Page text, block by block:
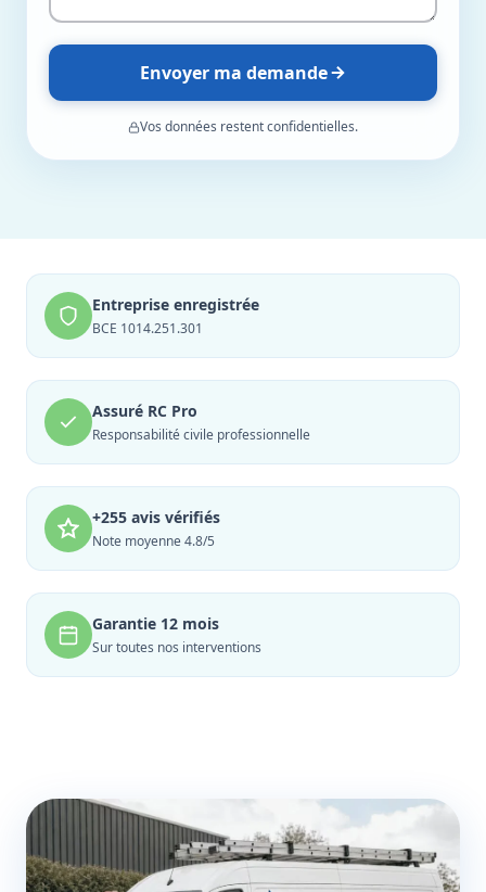
Envoyer ma demande
Vos données restent confidentielles.
Entreprise enregistrée
BCE 1014.251.301
Assuré RC Pro
Responsabilité civile professionnelle
+255 avis vérifiés
Note moyenne 4.8/5
Garantie 12 mois
Sur toutes nos interventions